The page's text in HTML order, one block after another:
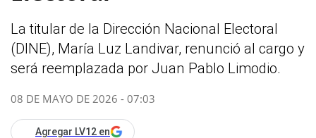
La titular de la Dirección Nacional Electoral
(DINE), María Luz Landivar, renunció al cargo y
será reemplazada por Juan Pablo Limodio.
08 DE MAYO DE 2026 - 07:03
Agregar LV12 en